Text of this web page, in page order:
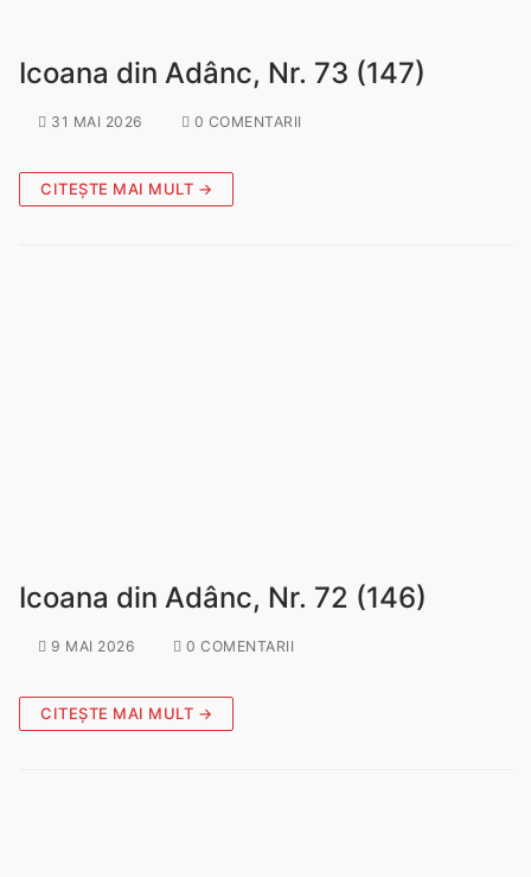
Icoana din Adânc, Nr. 73 (147)
31 MAI 2026 0 COMENTARII
CITEȘTE MAI MULT →
Icoana din Adânc, Nr. 72 (146)
9 MAI 2026 0 COMENTARII
CITEȘTE MAI MULT →